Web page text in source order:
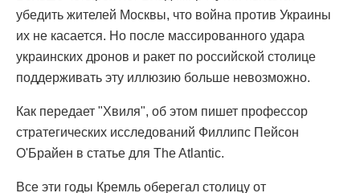
убедить жителей Москвы, что война против Украины
их не касается. Но после массированного удара
украинских дронов и ракет по российской столице
поддерживать эту иллюзию больше невозможно.
Как передает "Хвиля", об этом пишет профессор
стратегических исследований Филлипс Пейсон
О'Брайен в статье для The Atlantic.
Все эти годы Кремль оберегал столицу от